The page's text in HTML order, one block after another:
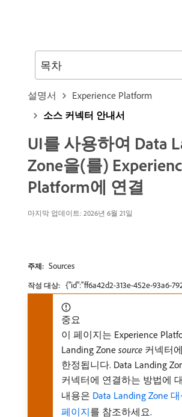
설명서
Experience Platform
소스 커넥터 안내서
UI를 사용하여 Data
Zone을(를)
Platform에 연결
마지막 업데이트: 2026년 6월 21일
주제: Sources
작성 대상: {"id":"ff6a42d2-313e-452e-93a6-
중요
이 페이지는 Experience
Landing Zone source 커넥터에
한정됩니다. Data Landing
커넥터에 연결하는 방법에
내용은 Data Landing Zone
페이지를 참조하세요.
목차